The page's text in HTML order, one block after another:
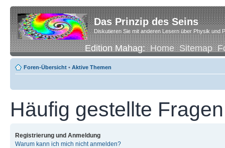
Das Prinzip des Seins
Diskutieren Sie mit anderen Lesern über Physik und
Edition Mahag:Home Sitemap
Foren-Übersicht • Aktive Themen
Häufig gestellte Fragen
Registrierung und Anmeldung
Warum kann ich mich nicht anmelden?